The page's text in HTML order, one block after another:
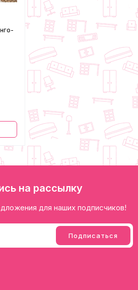
на рассылку
для наших подписчиков!